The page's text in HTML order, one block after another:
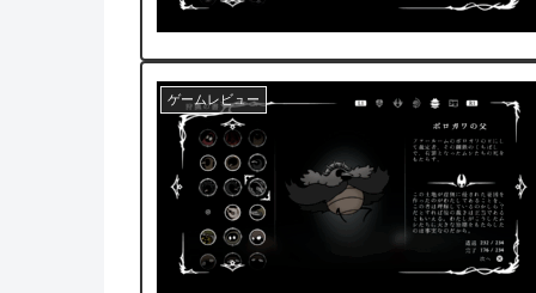
ゲームレビュー